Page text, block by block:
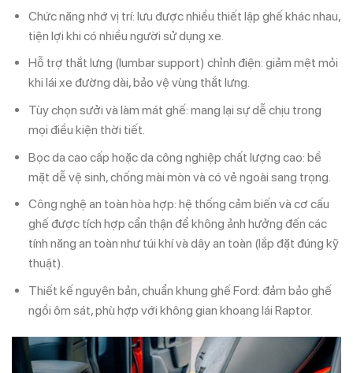
Chức năng nhớ vị trí: lưu được nhiều thiết lập ghế khác nhau,
tiện lợi khi có nhiều người sử dụng xe.
Hỗ trợ thắt lưng (lumbar support) chỉnh điện: giảm mệt mỏi
khi lái xe đường dài, bảo vệ vùng thắt lưng.
Tùy chọn sưởi và làm mát ghế: mang lại sự dễ chịu trong
mọi điều kiện thời tiết.
Bọc da cao cấp hoặc da công nghiệp chất lượng cao: bề
mặt dễ vệ sinh, chống mài mòn và có vẻ ngoài sang trọng.
Công nghệ an toàn hòa hợp: hệ thống cảm biến và cơ cấu
ghế được tích hợp cẩn thận để không ảnh hưởng đến các
tính năng an toàn như túi khí và dây an toàn (lắp đặt đúng kỹ
thuật).
Thiết kế nguyên bản, chuẩn khung ghế Ford: đảm bảo ghế
ngồi ôm sát, phù hợp với không gian khoang lái Raptor.